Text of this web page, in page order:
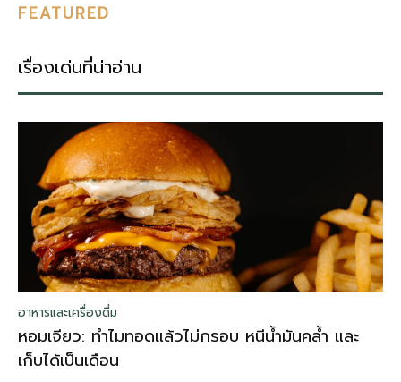
FEATURED
เรื่องเด่นที่น่าอ่าน
อาหารและเครื่องดื่ม
หอมเจียว: ทำไมทอดแล้วไม่กรอบ หนีน้ำมันคล้ำ และ
เก็บได้เป็นเดือน